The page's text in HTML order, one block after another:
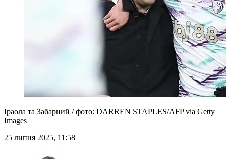
Іраола та Забарний / фото: DARREN STAPLES/AFP via Getty
Images
25 липня 2025, 11:58